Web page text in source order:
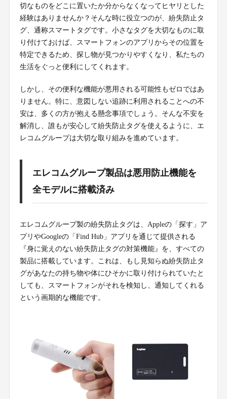
切なものをどこに置いたか分からなくなってヒヤリとした
経験はありませんか？そんな時に役立つのが、紛失防止タ
グ、通称スマートタグです。小さなタグを大切なものに取
り付けておけば、スマートフォンのアプリからその位置を
特定できるため、探し物が見つかりやすくなり、私たちの
生活をぐっと便利にしてくれます。
しかし、その便利な機能が悪用される可能性もゼロではあ
りません。特に、意図しない追跡に利用されることへの不
安は、多くの方が抱える懸念事項でしょう。そんな不安を
解消し、誰もが安心して紛失防止タグを使えるように、エ
レコムグループは大切な取り組みを進めています。
エレコムグループ製品は悪用防止機能を
全モデルに搭載済み
エレコムグループ製の紛失防止タグは、Appleの「探す」ア
プリやGoogleの「Find Hub」アプリを通じて提供される
『身に覚えのない紛失防止タグの対策機能』を、すべての
製品に搭載しています。これは、もし見知らぬ紛失防止タ
グがあなたの持ち物や体にひそかに取り付けられていたと
しても、スマートフォンがそれを検知し、通知してくれる
という画期的な機能です。